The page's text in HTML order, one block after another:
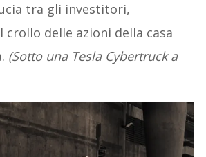
tra gli investitori,
delle azioni della casa
(Sotto una Tesla Cybertruck a